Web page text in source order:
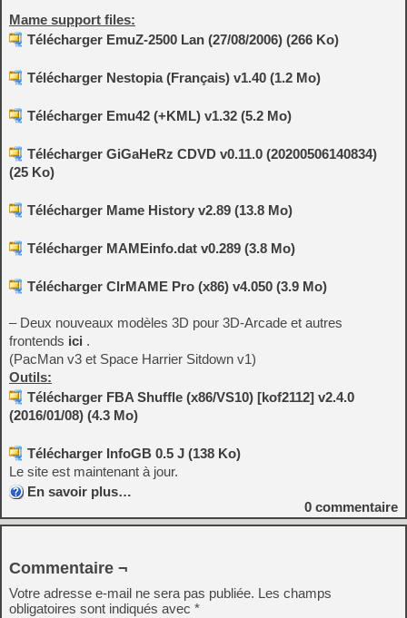
Mame support files:
Télécharger EmuZ-2500 Lan (27/08/2006) (266 Ko)
Télécharger Nestopia (Français) v1.40 (1.2 Mo)
Télécharger Emu42 (+KML) v1.32 (5.2 Mo)
Télécharger GiGaHeRz CDVD v0.11.0 (20200506140834)
(25 Ko)
Télécharger Mame History v2.89 (13.8 Mo)
Télécharger MAMEinfo.dat v0.289 (3.8 Mo)
Télécharger ClrMAME Pro (x86) v4.050 (3.9 Mo)
– Deux nouveaux modèles 3D pour 3D-Arcade et autres
frontends ici .
(PacMan v3 et Space Harrier Sitdown v1)
Outils:
Télécharger FBA Shuffle (x86/VS10) [kof2112] v2.4.0
(2016/01/08) (4.3 Mo)
Télécharger InfoGB 0.5 J (138 Ko)
Le site est maintenant à jour.
En savoir plus…
0 commentaire
Commentaire ¬
Votre adresse e-mail ne sera pas publiée. Les champs
obligatoires sont indiqués avec *